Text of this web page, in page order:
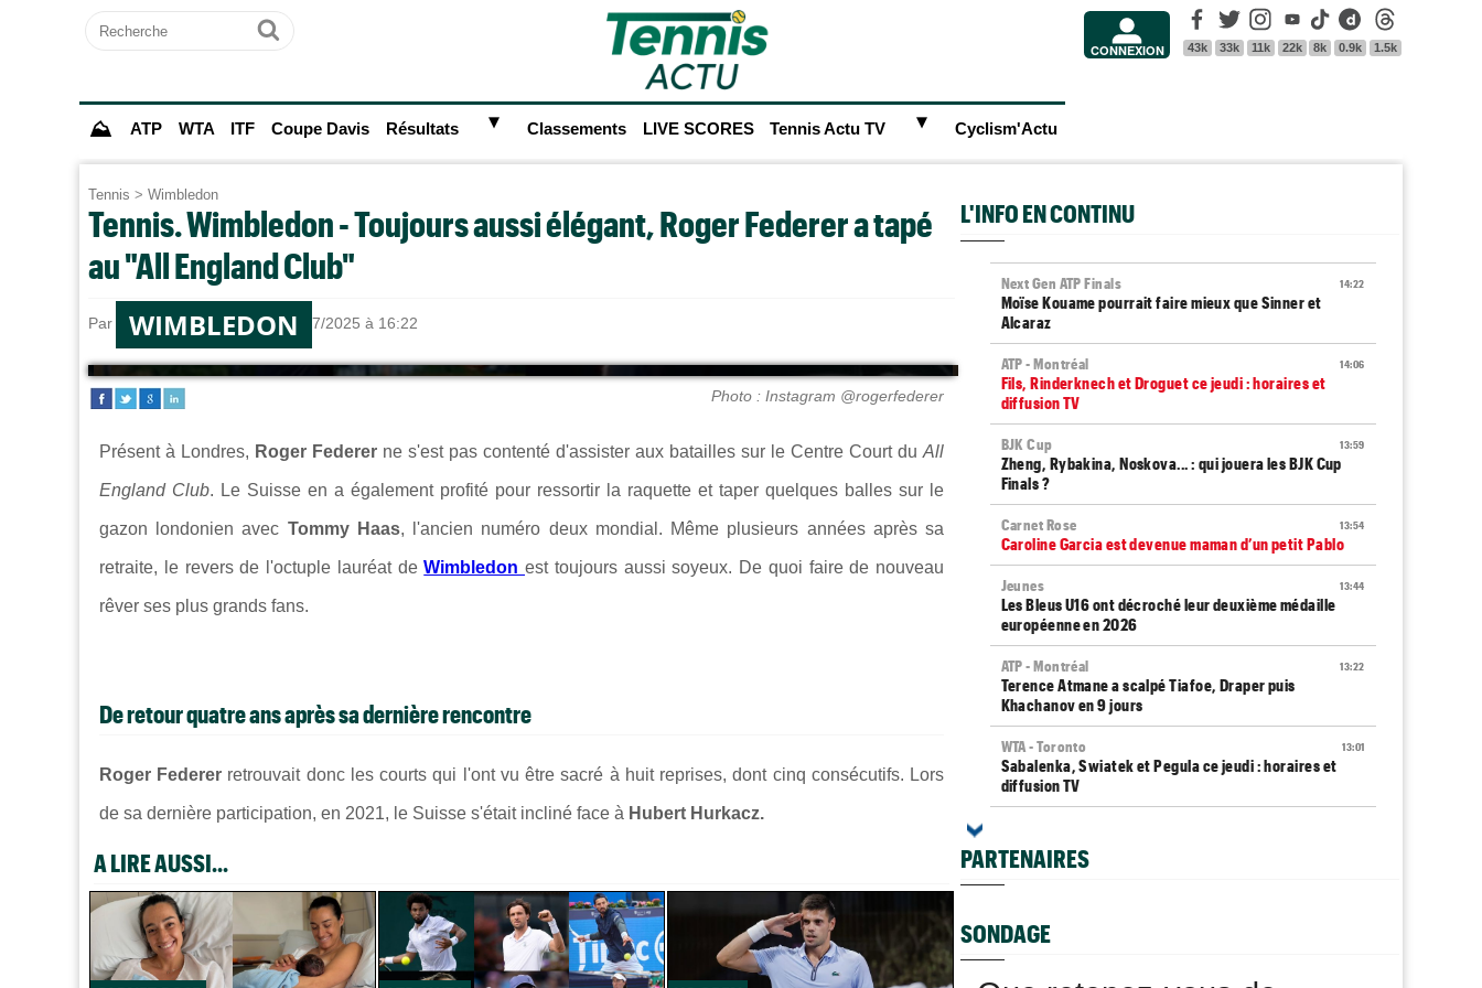
Recherche
Ok CONNEXION
Facebook
43k
Twitter
33k
Instagram
11k
Youtube
22k
Tik Tok
8k
Dailymotion
0.9k 1.5k
⛰ ATP WTA ITF Coupe Davis Résultats ► Classements LIVE SCORES Tennis Actu TV ► Cyclism'Actu
Tennis > Wimbledon
Tennis. Wimbledon - Toujours aussi élégant, Roger Federer a tapé
au "All England Club"
Par Sebastien CLAUDEle 13/07/2025 à 16:22
WIMBLEDON
Photo : Instagram @rogerfederer
Présent à Londres, Roger Federer ne s'est pas contenté d'assister aux batailles sur le Centre Court du All
England Club. Le Suisse en a également profité pour ressortir la raquette et taper quelques balles sur le
gazon londonien avec Tommy Haas, l'ancien numéro deux mondial. Même plusieurs années après sa
retraite, le revers de l'octuple lauréat deWimbledon est toujours aussi soyeux. De quoi faire de nouveau
rêver ses plus grands fans.
De retour quatre ans après sa dernière rencontre
Roger Federer retrouvait donc les courts qui l'ont vu être sacré à huit reprises, dont cinq consécutifs. Lors
de sa dernière participation, en 2021, le Suisse s'était incliné face à Hubert Hurkacz.
A LIRE AUSSI...
L'INFO EN CONTINU
14:22
Next Gen ATP Finals
Moïse Kouame pourrait faire mieux que Sinner et
Alcaraz
14:06
ATP - Montréal
Fils, Rinderknech et Droguet ce jeudi : horaires et
diffusion TV
13:59
BJK Cup
Zheng, Rybakina, Noskova... : qui jouera les BJK Cup
Finals ?
13:54
Carnet Rose
Caroline Garcia est devenue maman d’un petit Pablo
13:44
Jeunes
Les Bleus U16 ont décroché leur deuxième médaille
européenne en 2026
13:22
ATP - Montréal
Terence Atmane a scalpé Tiafoe, Draper puis
Khachanov en 9 jours
13:01
WTA - Toronto
Sabalenka, Swiatek et Pegula ce jeudi : horaires et
diffusion TV
août 2026
Bourreau de Humbert, Daniel Merida aime croquer du
Français...
PARTENAIRES
SONDAGE